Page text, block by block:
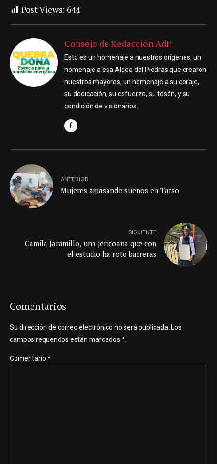
Post Views: 644
Consejo de Redacción AdP
Esto es un homenaje a nuestros orígenes, un
homenaje a esa Aldea del Piedras que crearon
nuestros mayores, un homenaje a su coraje,
su dedicación, su esfuerzo, su tesón, y su
condición de visionarios.
ANTERIOR
Mujeres amasando sueños en Tarso
SIGUIENTE
Camila Jaramillo, una jericoana que con
el estudio ha roto barreras
Comentarios
Su dirección de correo electrónico no será publicada. Los
campos requeridos están marcados *.
Comentario *